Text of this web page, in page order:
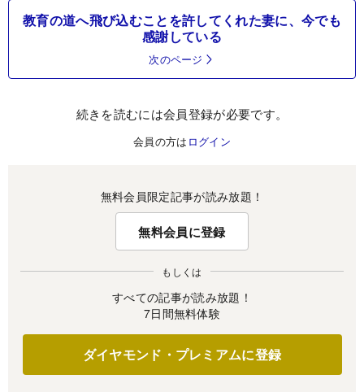
教育の道へ飛び込むことを許してくれた妻に、今でも
感謝している
次のページ
続きを読むには会員登録が必要です。
会員の方は ログイン
無料会員限定記事が読み放題！
無料会員に登録
もしくは
すべての記事が読み放題！
7日間無料体験
ダイヤモンド・プレミアムに登録